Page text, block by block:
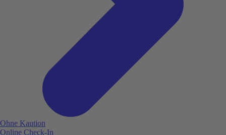
Ohne Kaution
Online Check-In